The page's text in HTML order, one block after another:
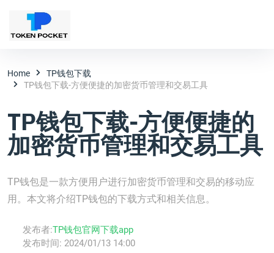
Home
TP钱包下载
TP钱包下载-方便便捷的加密货币管理和交易工具
TP钱包下载-方便便捷的
加密货币管理和交易工具
TP钱包是一款方便用户进行加密货币管理和交易的移动应
用。本文将介绍TP钱包的下载方式和相关信息。
发布者:TP钱包官网下载app
发布时间: 2024/01/13 14:00